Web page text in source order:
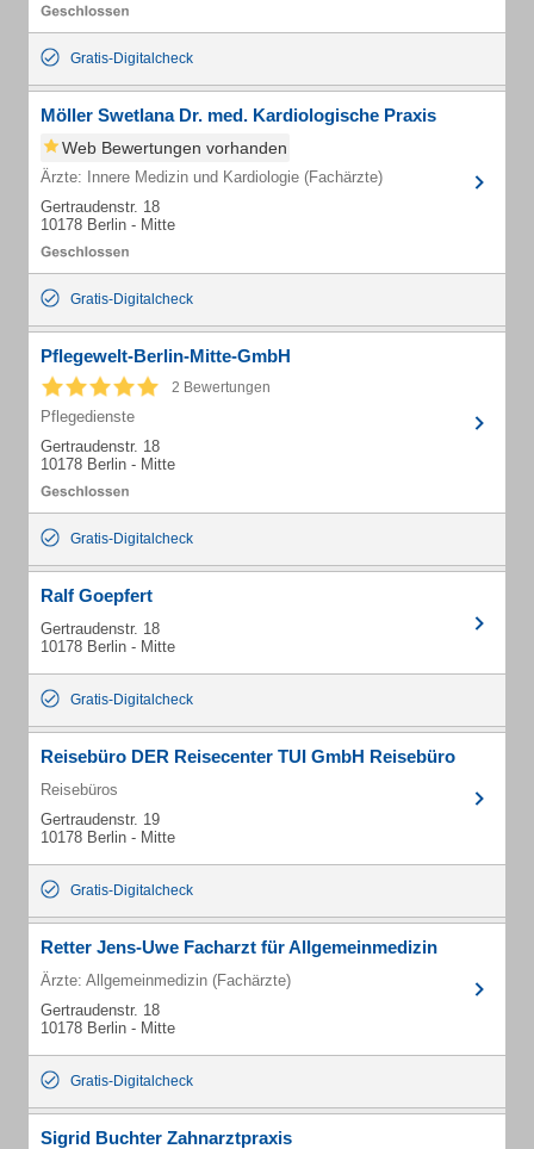
Gratis-Digitalcheck
Möller Swetlana Dr. med. Kardiologische Praxis
Web Bewertungen vorhanden
Ärzte: Innere Medizin und Kardiologie (Fachärzte)
Gertraudenstr. 18
10178 Berlin - Mitte
Gratis-Digitalcheck
Pflegewelt-Berlin-Mitte-GmbH
2 Bewertungen
Pflegedienste
Gertraudenstr. 18
10178 Berlin - Mitte
Gratis-Digitalcheck
Ralf Goepfert
Gertraudenstr. 18
10178 Berlin - Mitte
Gratis-Digitalcheck
Reisebüro DER Reisecenter TUI GmbH Reisebüro
Reisebüros
Gertraudenstr. 19
10178 Berlin - Mitte
Gratis-Digitalcheck
Retter Jens-Uwe Facharzt für Allgemeinmedizin
Ärzte: Allgemeinmedizin (Fachärzte)
Gertraudenstr. 18
10178 Berlin - Mitte
Gratis-Digitalcheck
Sigrid Buchter Zahnarztpraxis